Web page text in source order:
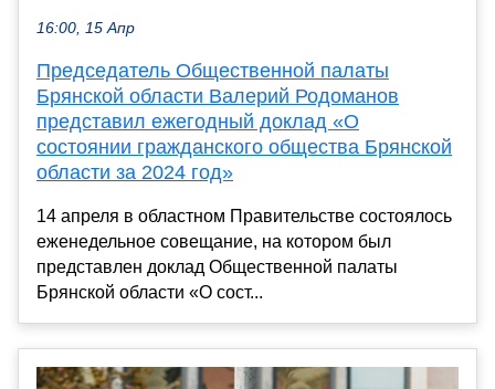
16:00, 15 Апр
Председатель Общественной палаты
Брянской области Валерий Родоманов
представил ежегодный доклад «О
состоянии гражданского общества Брянской
области за 2024 год»
14 апреля в областном Правительстве состоялось
еженедельное совещание, на котором был
представлен доклад Общественной палаты
Брянской области «О сост...